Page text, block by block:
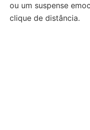
ou um suspense
clique de distância.